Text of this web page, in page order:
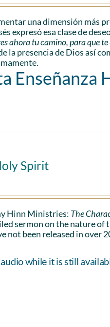
una dimensión más
expresó esa clase de
ahora tu camino, para que
la presencia de Dios así
Enseñanza
Spirit
Hinn Ministries: The
sermon on the nature of
not been released in over
while it is still